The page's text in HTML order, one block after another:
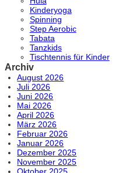
Kinderyoga
Spinning
Step Aerobic
Tabata
Tanzkids
Tischtennis für Kinder
Archiv
August 2026
Juli 2026
Juni 2026
Mai 2026
April 2026
März 2026
Februar 2026
Januar 2026
Dezember 2025
November 2025
Oktober 2025